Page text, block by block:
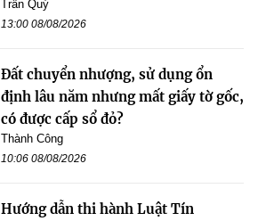
Trần Quý
13:00 08/08/2026
Đất chuyển nhượng, sử dụng ổn
định lâu năm nhưng mất giấy tờ gốc,
có được cấp sổ đỏ?
Thành Công
10:06 08/08/2026
Hướng dẫn thi hành Luật Tín